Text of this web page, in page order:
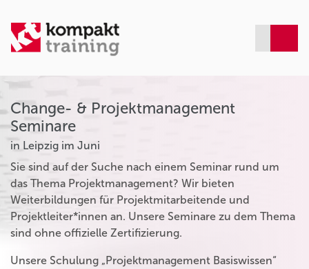
Change- & Projektmanagement
Seminare
in Leipzig im Juni
Sie sind auf der Suche nach einem Seminar rund um
das Thema Projektmanagement? Wir bieten
Weiterbildungen für Projektmitarbeitende und
Projektleiter*innen an. Unsere Seminare zu dem Thema
sind ohne offizielle Zertifizierung.
Unsere Schulung „Projektmanagement Basiswissen“